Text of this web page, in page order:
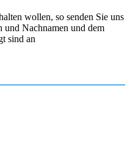
wollen, so senden Sie uns
und Nachnamen und dem
sind an